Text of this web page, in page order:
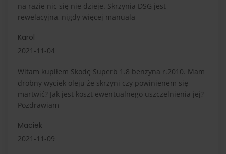
na razie nic się nie dzieje. Skrzynia DSG jest
rewelacyjna, nigdy więcej manuala
Karol
2021-11-04
Witam kupiłem Skodę Superb 1.8 benzyna r.2010. Mam
drobny wyciek oleju że skrzyni czy powinienem się
martwić? Jak jest koszt ewentualnego uszczelnienia jej?
Pozdrawiam
Maciek
2021-11-09